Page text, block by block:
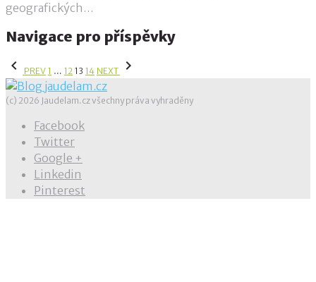
geografických…
Navigace pro příspěvky
navigate_before PREV 1 … 12 13 14 NEXT navigate_next
(c) 2026 Jaudelam.cz všechny práva vyhraděny
Facebook
Twitter
Google +
Linkedin
Pinterest